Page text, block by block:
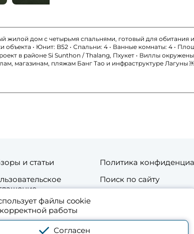
жилой дом с четырьмя спальнями, готовый для
• Юнит: B52 • Спальни: 4 • Ванные комнаты: 4 •
в районе Si Sunthon / Thalang, Пхукет • Виллы
магазинам, пляжам Банг Тао и инфраструктуре Лагуны
файлы cookie
работы
Согласен
и статьи
Политика
Поиск по сайту
недвижимости в Таиланде. Используя платформу